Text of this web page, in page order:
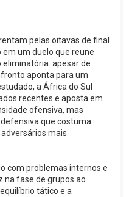
pelas oitavas de final
um duelo que reune
apesar de
aponta para um
a África do Sul
recentes e aposta em
ofensiva, mas
que costuma
mais
com problemas internos e
na fase de grupos ao
tático e a